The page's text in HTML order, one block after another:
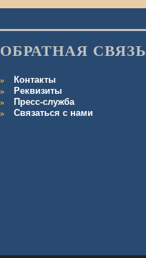
ОБРАТНАЯ СВЯЗЬ
Контакты
Реквизиты
Пресс-служба
Связаться с нами